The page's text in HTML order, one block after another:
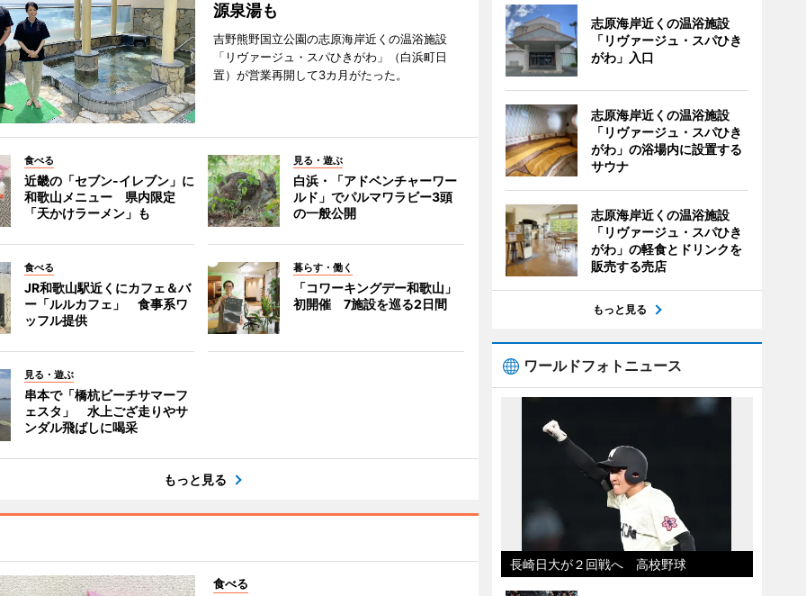
源泉湯も
吉野熊野国立公園の志原海岸近くの温浴施設
「リヴァージュ・スパひきがわ」（白浜町日
置）が営業再開して3カ月がたった。
食べる
近畿の「セブン-イレブン」に
和歌山メニュー 県内限定
「天かけラーメン」も
見る・遊ぶ
白浜・「アドベンチャーワー
ルド」でパルマワラビー3頭
の一般公開
食べる
JR和歌山駅近くにカフェ＆バ
ー「ルルカフェ」 食事系ワ
ッフル提供
暮らす・働く
「コワーキングデー和歌山」
初開催 7施設を巡る2日間
見る・遊ぶ
串本で「橋杭ビーチサマーフ
ェスタ」 水上ござ走りやサ
ンダル飛ばしに喝采
もっと見る
食べる
志原海岸近くの温浴施設
「リヴァージュ・スパひき
がわ」入口
志原海岸近くの温浴施設
「リヴァージュ・スパひき
がわ」の浴場内に設置する
サウナ
志原海岸近くの温浴施設
「リヴァージュ・スパひき
がわ」の軽食とドリンクを
販売する売店
もっと見る
ワールドフォトニュース
長崎日大が２回戦へ 高校野球